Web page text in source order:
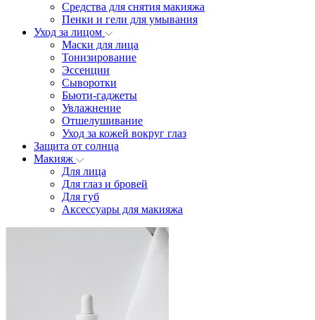
Средства для снятия макияжа
Пенки и гели для умывания
Уход за лицом
Маски для лица
Тонизирование
Эссенции
Сыворотки
Бьюти-гаджеты
Увлажнение
Отшелушивание
Уход за кожей вокруг глаз
Защита от солнца
Макияж
Для лица
Для глаз и бровей
Для губ
Аксессуары для макияжа